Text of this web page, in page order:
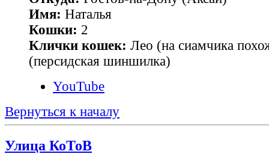
Имя: Наталья
Кошки: 2
Клички кошек: Лео (на сиамчика
(персидская шиншилка)
YouTube
Вернуться к началу
Улица КоТоВ